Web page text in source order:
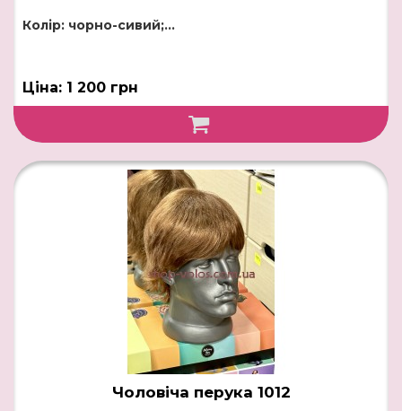
Колір: чорно-сивий;...
Ціна: 1 200 грн
Чоловіча перука 1012